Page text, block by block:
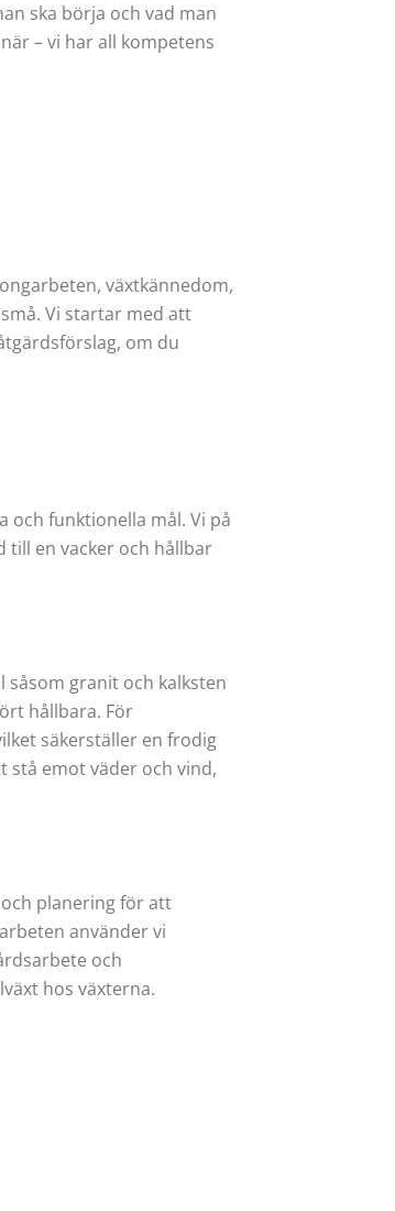
ska börja och vad man
– vi har all kompetens
växtkännedom,
Vi startar med att
om du
och funktionella mål. Vi på
en vacker och hållbar
granit och kalksten
hållbara. För
säkerställer en frodig
stå emot väder och vind,
planering för att
använder vi
och
hos växterna.